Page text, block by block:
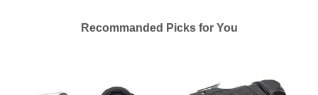
Recommanded Picks for You